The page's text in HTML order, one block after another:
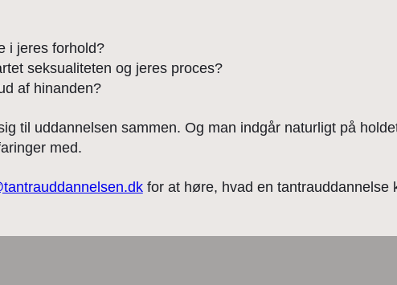
i jeres forhold?
seksualiteten og jeres proces?
af hinanden?
til uddannelsen sammen. Og man indgår naturligt på
med.
for at høre, hvad en